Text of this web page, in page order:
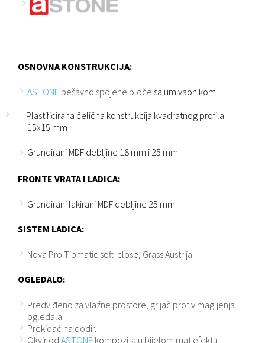
OSNOVNA KONSTRUKCIJA:
ASTONE bešavno spojene ploče sa umivaonikom
Plastificirana čelična konstrukcija kvadratnog profila
15x15 mm
Grundirani MDF debljine 18 mm i 25 mm
FRONTE VRATA I LADICA:
Grundirani lakirani MDF debljine 25 mm
SISTEM LADICA:
Nova Pro Tipmatic soft-close, Grass Austrija.
OGLEDALO:
Predviđeno za vlažne prostore, grijač protiv magljenja
ogledala.
Prekidač na dodir.
Okvir od ASTONE kompozita u bijelom mat efektu.